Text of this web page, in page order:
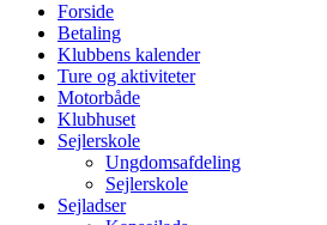
Forside
Betaling
Klubbens kalender
Ture og aktiviteter
Motorbåde
Klubhuset
Sejlerskole
Ungdomsafdeling
Sejlerskole
Sejladser